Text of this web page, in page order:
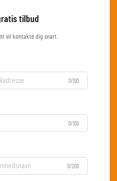
tilbud
vil kontakte dig snart.
0/100
0/100
0/200